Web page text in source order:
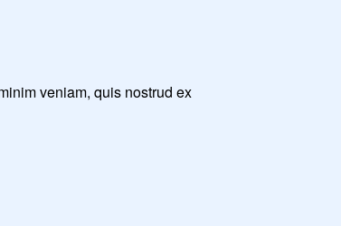
veniam, quis nostrud ex